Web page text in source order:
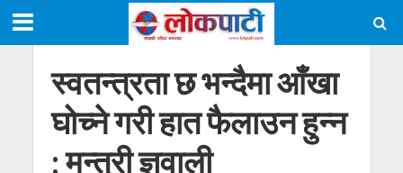
स्वतन्त्रता छ भन्दैमा आँखा
घोच्ने गरी हात फैलाउन हुन्न
: मन्त्री ज्ञवाली